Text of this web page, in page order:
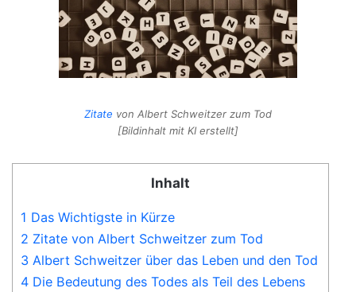
Zitate von Albert Schweitzer zum Tod
[Bildinhalt mit KI erstellt]
Inhalt
1 Das Wichtigste in Kürze
2 Zitate von Albert Schweitzer zum Tod
3 Albert Schweitzer über das Leben und den Tod
4 Die Bedeutung des Todes als Teil des Lebens